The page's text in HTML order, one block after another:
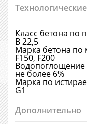
Класс бетона по
В 22,5
Марка бетона по
F150, F200
Водопоглощение
не более 6%
Марка по
G1
Дополнительно